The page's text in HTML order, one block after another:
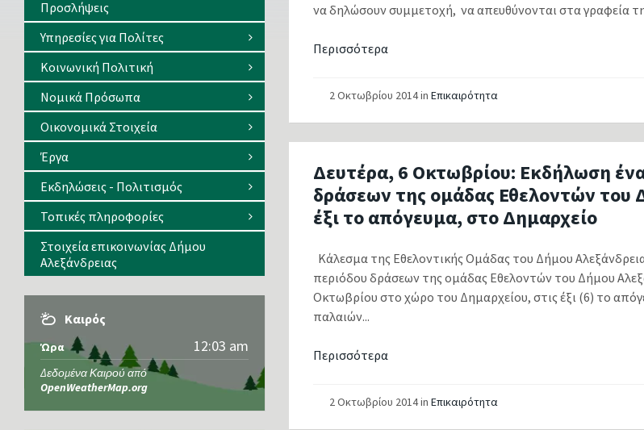
να δηλώσουν συμμετοχή, να απευθύνονται στα γραφεία
Περισσότερα
2 Οκτωβρίου 2014inΕπικαιρότητα
Δευτέρα, 6 Οκτωβρίου: Εκδήλωση
δράσεων της ομάδας Εθελοντών του
έξι το απόγευμα, στο Δημαρχείο
Κάλεσμα της Εθελοντικής Ομάδας του Δήμου
περιόδου δράσεων της ομάδας Εθελοντών του Δήμου
Οκτωβρίου στο χώρο του Δημαρχείου, στις έξι (6) το
παλαιών...
Περισσότερα
2 Οκτωβρίου 2014inΕπικαιρότητα
Προσλήψεις
Υπηρεσίες για Πολίτες
Κοινωνική Πολιτική
Νομικά Πρόσωπα
Οικονομικά Στοιχεία
Έργα
Εκδηλώσεις - Πολιτισμός
Τοπικές πληροφορίες
Στοιχεία επικοινωνίας Δήμου
Αλεξάνδρειας
Καιρός
Ώρα 12:03 am
Δεδομένα Καιρού από
OpenWeatherMap.org